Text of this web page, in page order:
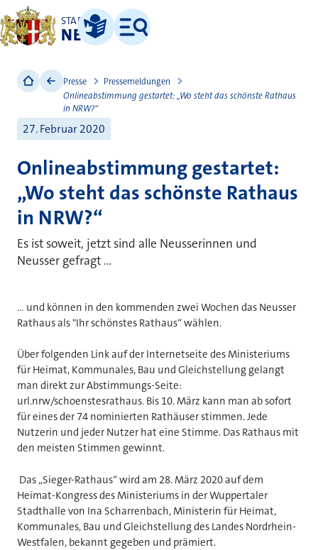
STADT
NEUSS
Leichte Sprache
Menü
Presse
Pressemeldungen
Onlineabstimmung gestartet: „Wo steht das schönste Rathaus
in NRW?“
27. Februar 2020
Onlineabstimmung gestartet:
„Wo steht das schönste Rathaus
in NRW?“
Es ist soweit, jetzt sind alle Neusserinnen und
Neusser gefragt ...
... und können in den kommenden zwei Wochen das Neusser
Rathaus als "Ihr schönstes Rathaus“ wählen.
Über folgenden Link auf der Internetseite des Ministeriums
für Heimat, Kommunales, Bau und Gleichstellung gelangt
man direkt zur Abstimmungs-Seite:
url.nrw/schoenstesrathaus. Bis 10. März kann man ab sofort
für eines der 74 nominierten Rathäuser stimmen. Jede
Nutzerin und jeder Nutzer hat eine Stimme. Das Rathaus mit
den meisten Stimmen gewinnt.
Das „Sieger-Rathaus“ wird am 28. März 2020 auf dem
Heimat-Kongress des Ministeriums in der Wuppertaler
Stadthalle von Ina Scharrenbach, Ministerin für Heimat,
Kommunales, Bau und Gleichstellung des Landes Nordrhein-
Westfalen, bekannt gegeben und prämiert.